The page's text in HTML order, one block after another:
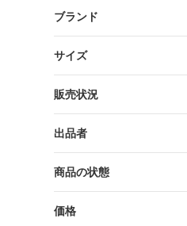
ブランド
サイズ
販売状況
出品者
商品の状態
価格